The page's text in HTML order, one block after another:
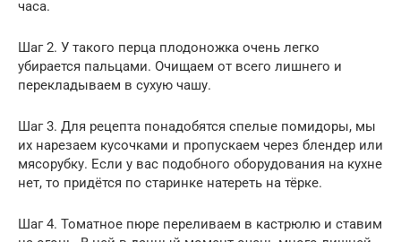
часа.
Шаг 2. У такого перца плодоножка очень легко
убирается пальцами. Очищаем от всего лишнего и
перекладываем в сухую чашу.
Шаг 3. Для рецепта понадобятся спелые помидоры, мы
их нарезаем кусочками и пропускаем через блендер или
мясорубку. Если у вас подобного оборудования на кухне
нет, то придётся по старинке натереть на тёрке.
Шаг 4. Томатное пюре переливаем в кастрюлю и ставим